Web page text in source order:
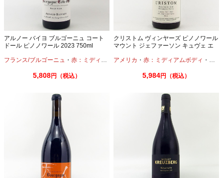
アルノー バイヨ ブルゴーニュ コート
ドール ピノノワール 2023 750ml
フランス/ブルゴーニュ ・ 赤：ミディアムボディ ・ ピノノワール
5,808円（税込）
クリストム ヴィンヤーズ ピノノワール
マウント ジェファーソン キュヴェ エ
アメリカ ・赤：ミディアムボディ ・ ピノ
5,984円（税込）